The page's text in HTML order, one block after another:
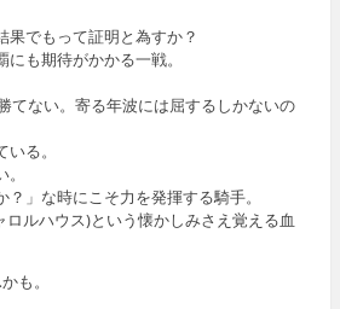
果でもって証明と為すか？
も期待がかかる一戦。
てない。寄る年波には屈するしかないの
る。
」な時にこそ力を発揮する騎手。
ルハウス)という懐かしみさえ覚える血
も。